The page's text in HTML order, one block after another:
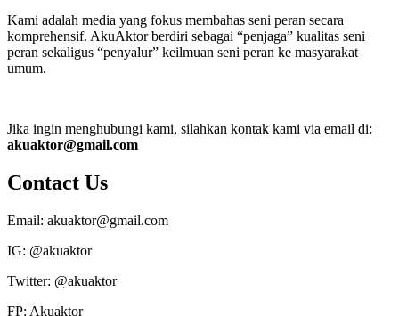
Kami adalah media yang fokus membahas seni peran secara
komprehensif. AkuAktor berdiri sebagai “penjaga” kualitas seni
peran sekaligus “penyalur” keilmuan seni peran ke masyarakat
umum.
Jika ingin menghubungi kami, silahkan kontak kami via email di:
akuaktor@gmail.com
Contact Us
Email: akuaktor@gmail.com
IG: @akuaktor
Twitter: @akuaktor
FP: Akuaktor